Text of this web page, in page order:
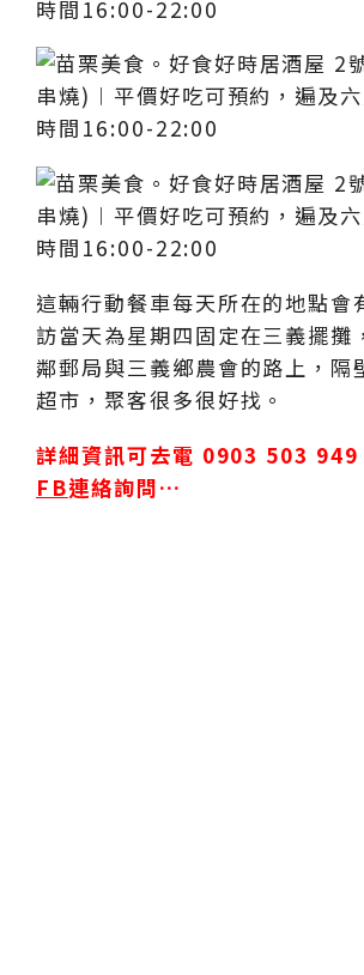
這輛行動餐車每天所在的地點會
訪當天為星期四固定在三義擺攤
鄰郵局與三義鄉農會的路上，隔
超市，聚客很多很好找。
詳細資訊可去電 0903 503 949
FB連絡詢問…